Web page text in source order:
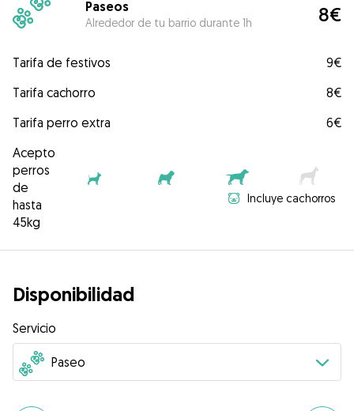
Paseos
Alrededor de tu barrio durante 1h 8€
Tarifa de festivos
9€
Tarifa cachorro
8€
Tarifa perro extra
6€
Acepto
perros
de
hasta
45kg
Incluye cachorros
Disponibilidad
Servicio